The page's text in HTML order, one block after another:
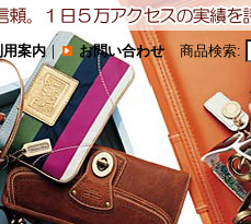
用案内｜ お問い合わせ 商品検索: